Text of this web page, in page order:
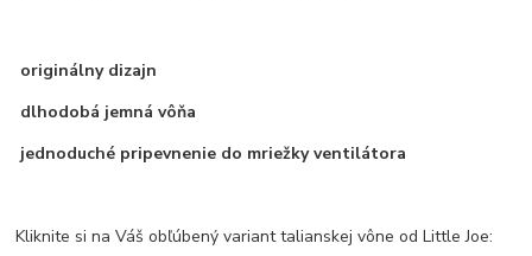
originálny dizajn
dlhodobá jemná vôňa
jednoduché pripevnenie do mriežky ventilátora
Kliknite si na Váš obľúbený variant talianskej vône od Little Joe: